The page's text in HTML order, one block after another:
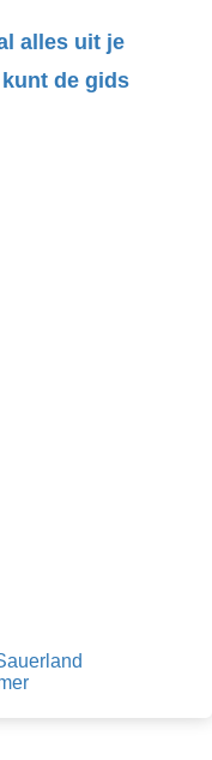
alles uit je
de gids